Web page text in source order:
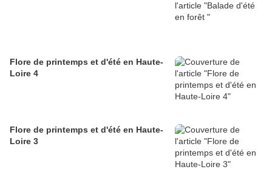
Flore de printemps et d'été en Haute-
Loire 4
Flore de printemps et d'été en Haute-
Loire 3